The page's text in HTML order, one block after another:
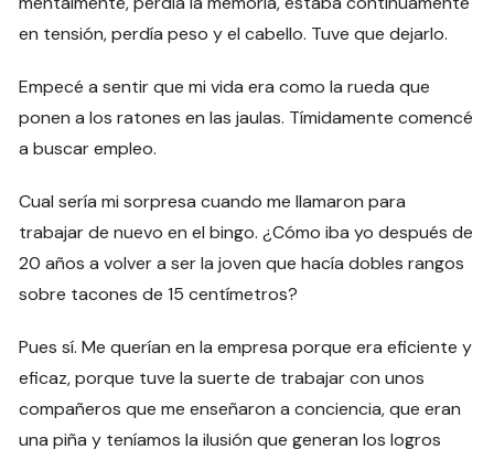
en tensión, perdía peso y el cabello. Tuve que dejarlo.
Empecé a sentir que mi vida era como la rueda que
ponen a los ratones en las jaulas. Tímidamente comencé
a buscar empleo.
Cual sería mi sorpresa cuando me llamaron para
trabajar de nuevo en el bingo. ¿Cómo iba yo después de
20 años a volver a ser la joven que hacía dobles rangos
sobre tacones de 15 centímetros?
Pues sí. Me querían en la empresa porque era eficiente y
eficaz, porque tuve la suerte de trabajar con unos
compañeros que me enseñaron a conciencia, que eran
una piña y teníamos la ilusión que generan los logros